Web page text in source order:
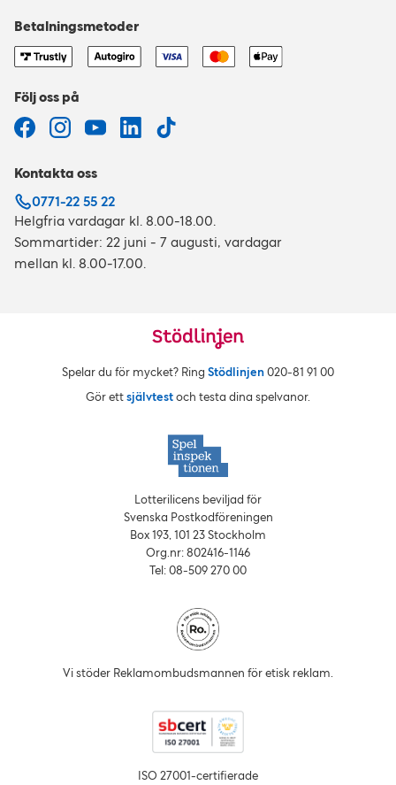
Betalningsmetoder
Följ oss på
Kontakta oss
0771-22 55 22
Helgfria vardagar kl. 8.00-18.00.
Sommartider: 22 juni - 7 augusti, vardagar
mellan kl. 8.00-17.00.
Spelar du för mycket? Ring Stödlinjen 020‑81 91 00
Gör ett självtest och testa dina spelvanor.
Lotterilicens beviljad för
Svenska Postkodföreningen
Box 193, 101 23 Stockholm
Org.nr: 802416‑1146
Tel: 08‑509 270 00
Vi stöder Reklam­ombuds­mannen för etisk reklam.
ISO 27001-certifierade